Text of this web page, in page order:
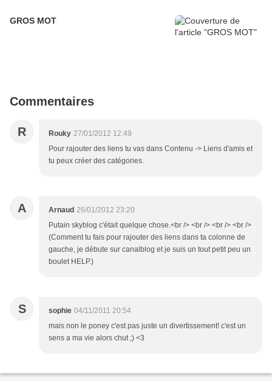
GROS MOT
Commentaires
R Rouky 27/01/2012 12:49
Pour rajouter des liens tu vas dans Contenu -> Liens d'amis et
tu peux créer des catégories.
A Arnaud 26/01/2012 23:20
Putain skyblog c'était quelque chose.<br /> <br /> <br /> <br />
(Comment tu fais pour rajouter des liens dans ta colonne de
gauche, je débute sur canalblog et je suis un tout petit peu un
boulet HELP.)
S sophie 04/11/2011 20:54
mais non le poney c'est pas juste un divertissement! c'est un
sens a ma vie alors chut ;) <3